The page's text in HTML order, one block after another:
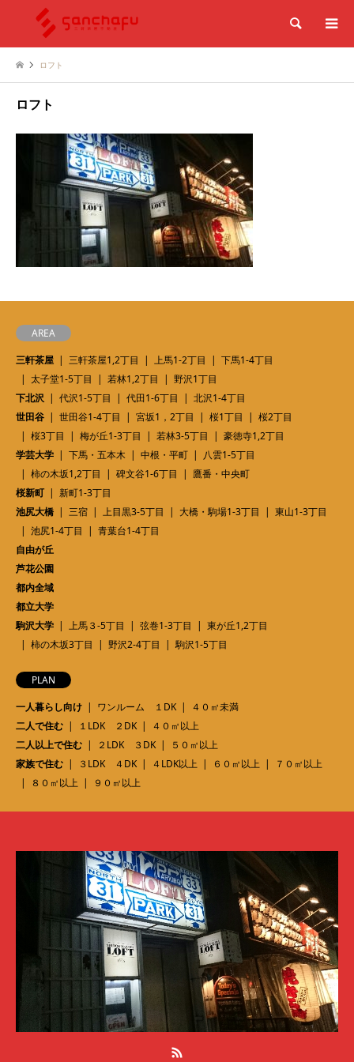
検索
ロフト
ロフト
AREA
三軒茶屋
三軒茶屋1,2丁目 上馬1-2丁目
下馬1-4丁目
太子堂1-5丁目
若林1,2丁目
野沢1丁目
下北沢
代沢1-5丁目 代田1-6丁目
北沢1-4丁目
世田谷
世田谷1-4丁目 宮坂1，2丁目 桜1丁目
桜2丁目
桜3丁目
梅が丘1-3丁目 若林3-5丁目
豪徳寺1,2丁目
学芸大学
下馬・五本木 中根・平町
八雲1-5丁目
柿の木坂1,2丁目
碑文谷1-6丁目
鷹番・中央町
桜新町
新町1-3丁目
池尻大橋
三宿 上目黒3-5丁目 大橋・駒場1-3丁目
東山1-3丁目
池尻1-4丁目
青葉台1-4丁目
自由が丘
芦花公園
都内全域
都立大学
駒沢大学
上馬３-5丁目 弦巻1-3丁目
東が丘1,2丁目
柿の木坂3丁目
野沢2-4丁目 駒沢1-5丁目
PLAN
一人暮らし向け
ワンルーム １DK
４０㎡未満
二人で住む
１LDK ２DK
４０㎡以上
二人以上で住む
２LDK ３DK
５０㎡以上
家族で住む
３LDK ４DK ４LDK以上 ６０㎡以上
７０㎡以上
８０㎡以上
９０㎡以上